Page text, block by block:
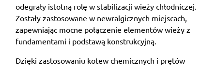
odegrały istotną rolę w stabilizacji wieży chłodniczej.
Zostały zastosowane w newralgicznych miejscach,
zapewniając mocne połączenie elementów wieży z
fundamentami i podstawą konstrukcyjną.
Dzięki zastosowaniu kotew chemicznych i prętów